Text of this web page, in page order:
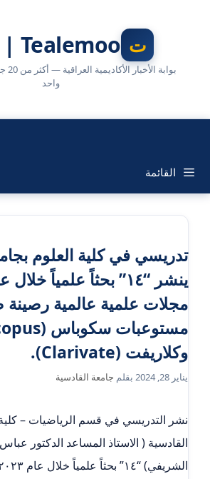
Tealemoo | تعليمو
واحد
القائمة
تدريسي في كلية العلوم
مجلات علمية عالمية
وكلاريفت (Clarivate).
يناير 28, 2024 بقلم جامعة القادسية
نشر التدريسي في قسم الرياضيات –
القادسية ( الاستاذ المساعد الدكتور